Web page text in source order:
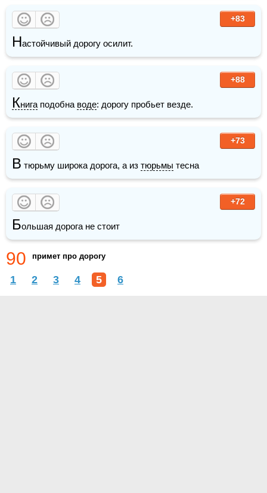
+83
Настойчивый дорогу осилит.
+88
Книга подобна воде: дорогу пробьет везде.
+73
В тюрьму широка дорога, а из тюрьмы тесна
+72
Большая дорога не стоит
90 примет про дорогу
1 2 3 4 5 6